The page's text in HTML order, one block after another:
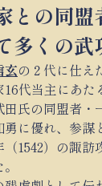
との同
多くの武
玄の２代に仕え
16代当主にあ
田氏の同盟者・
勇に優れ、参謀
（1542）の諏